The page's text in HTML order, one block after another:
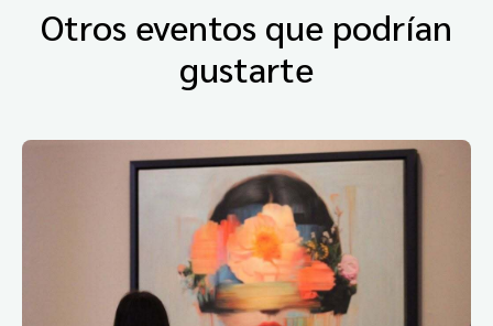
Otros eventos que podrían
gustarte